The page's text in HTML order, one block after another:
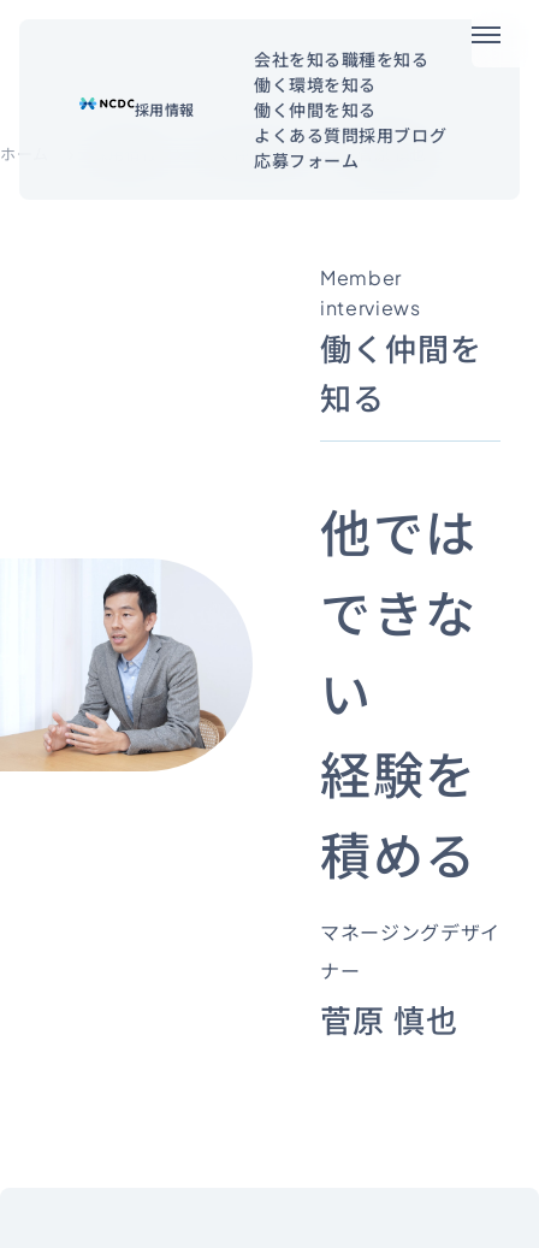
メニュ
NCDCについて
資料ダウンロード お問い合わせ
ホーム 働く仲間を知る chevron_right
Member
interviews
働く仲間を
知る
他では
できな
い
経験を
積める
マネージングデザイ
ナー
菅原 慎也
採用情報
会社を知る職種を知る
働く環境を知る
働く仲間を知る
よくある質問採用ブログ
応募フォーム